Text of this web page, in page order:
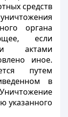
средств
органа
если
актами
иное.
путем
в
указанного